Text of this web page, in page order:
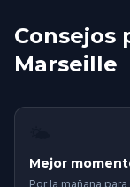
Consejos
Marseille
Mejor
Por la mañana